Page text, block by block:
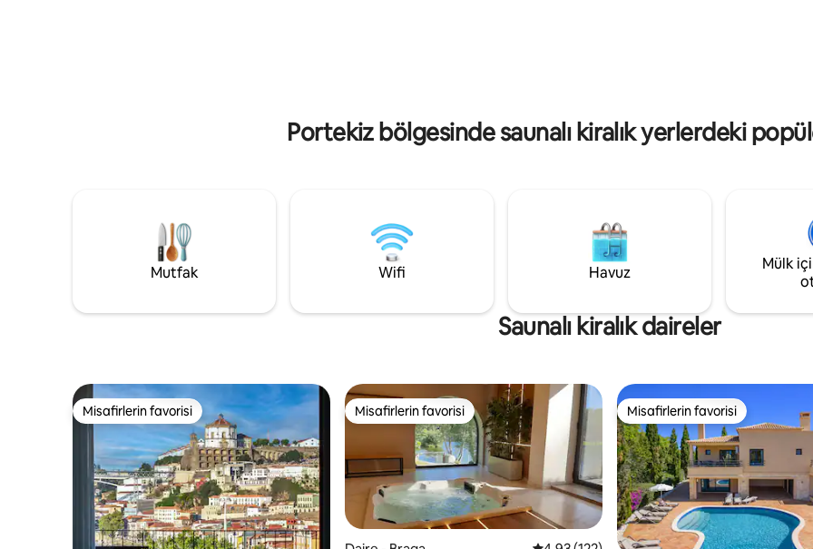
Portekiz bölgesinde saunalı kiralık yerlerdeki
Mutfak Wifi Havuz
Mülk
Saunalı kiralık daireler
Misafirlerin favorisi
Misafirlerin favorisi Misafirlerin favorisi
Misafirlerin favorisi Misafirlerin favorisi
Misafirlerin favorisi